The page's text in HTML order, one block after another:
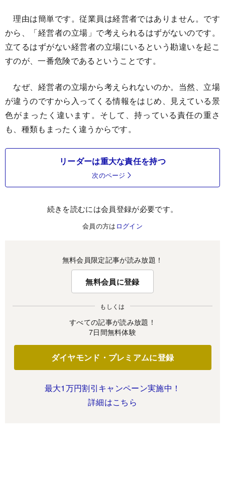
理由は簡単です。従業員は経営者ではありません。です
から、「経営者の立場」で考えられるはずがないのです。
立てるはずがない経営者の立場にいるという勘違いを起こ
すのが、一番危険であるということです。
なぜ、経営者の立場から考えられないのか。当然、立場
が違うのですから入ってくる情報をはじめ、見えている景
色がまったく違います。そして、持っている責任の重さ
も、種類もまったく違うからです。
リーダーは重大な責任を持つ
次のページ
続きを読むには会員登録が必要です。
会員の方は ログイン
無料会員限定記事が読み放題！
無料会員に登録
もしくは
すべての記事が読み放題！
7日間無料体験
ダイヤモンド・プレミアムに登録
最大1万円割引キャンペーン実施中！
詳細はこちら